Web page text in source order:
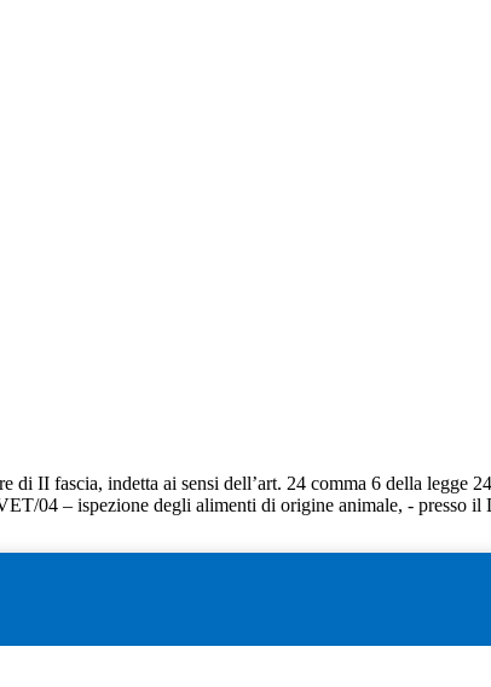
II fascia, indetta ai sensi dell’art. 24 comma 6 della legge
04 – ispezione degli alimenti di origine animale, - presso